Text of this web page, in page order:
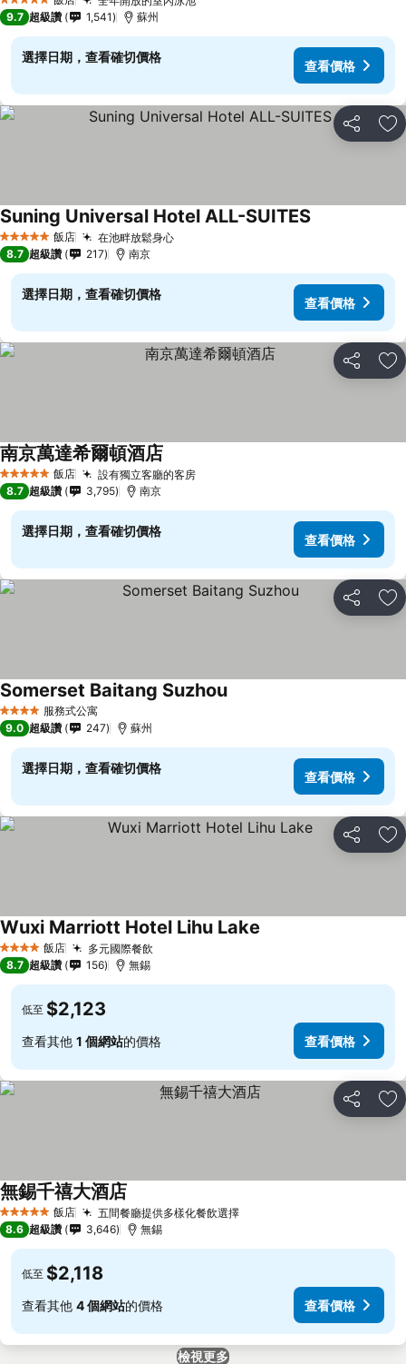
5 星級
9.7 超級讚 1,541 蘇州
選擇日期，查看確切價格
查看價格
分享 加
5 星級 飯店 在池畔放鬆身心
Suning Universal Hotel ALL-SUITES
8.7 超級讚 217 南京
選擇日期，查看確切價格
查看價格
分享 加
5 星級 飯店 設有獨立客廳的客房
南京萬達希爾頓酒店
8.7 超級讚 3,795 南京
選擇日期，查看確切價格
查看價格
分享 加
4 星級 服務式公寓
Somerset Baitang Suzhou
9.0 超級讚 247 蘇州
選擇日期，查看確切價格
查看價格
分享 加
4 星級 飯店 多元國際餐飲
Wuxi Marriott Hotel Lihu Lake
8.7 超級讚 156 無錫
低至 $2,123
查看其他 1 個網站的價格 查看價格
分享 加
5 星級 飯店 五間餐廳提供多樣化餐飲選擇
無錫千禧大酒店
8.6 超級讚 3,646 無錫
低至 $2,118
查看其他 4 個網站的價格 查看價格
檢視更多